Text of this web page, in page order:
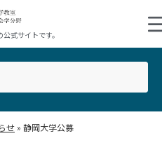
式サイトです。
せ » 静岡大学公募